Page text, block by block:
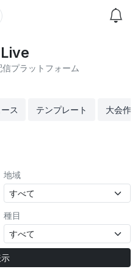
プラットフォーム
ス テンプレート 大会作
地域
種目